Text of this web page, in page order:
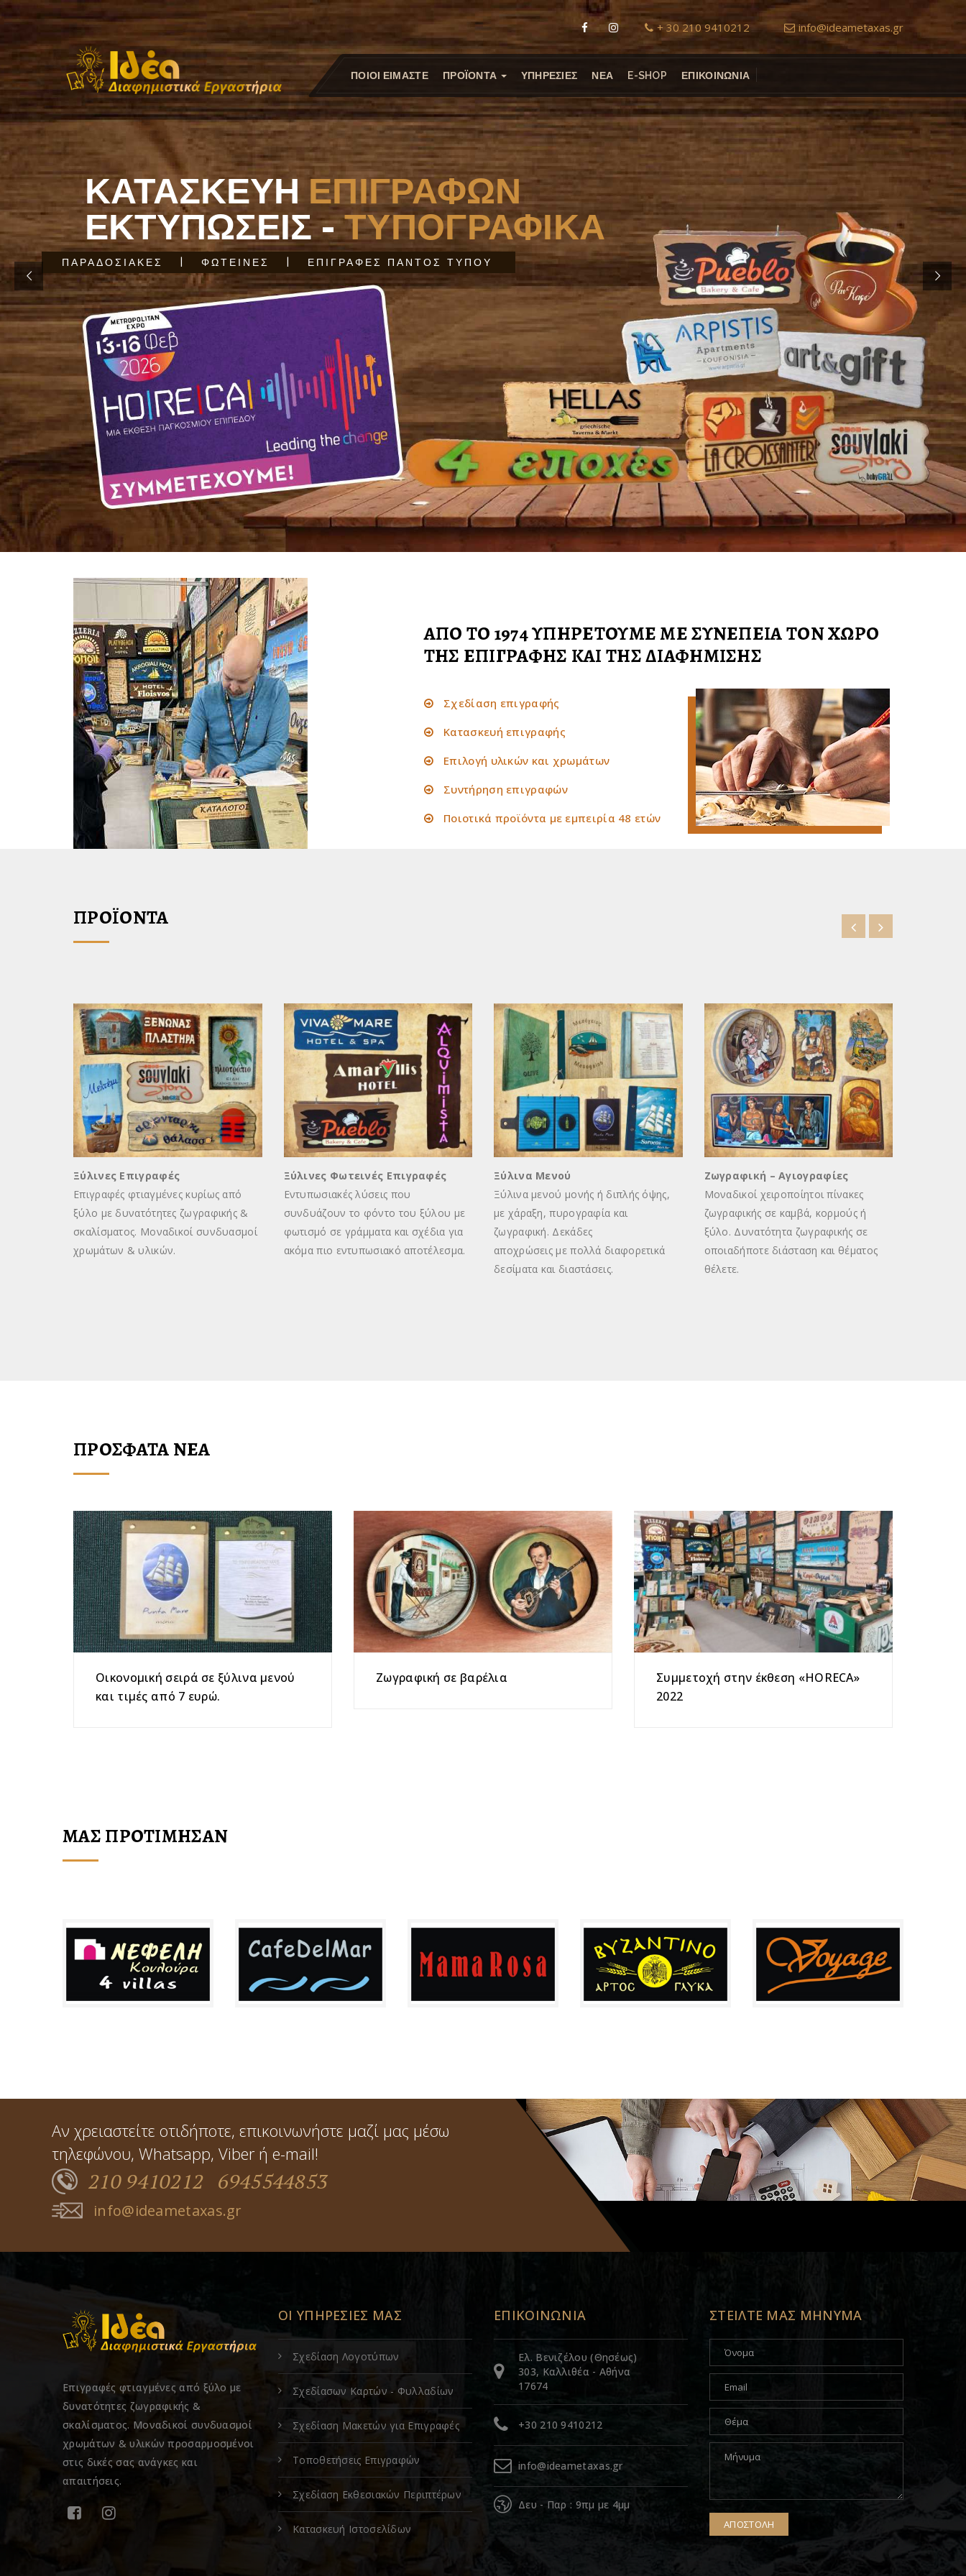
+ 30 210 9410212 info@ideametaxas.gr
ΠΟΙΟΙ ΕΙΜΑΣΤΕ ΠΡΟΪΟΝΤΑ ΥΠΗΡΕΣΙΕΣ ΝΕΑ E-SHOP ΕΠΙΚΟΙΝΩΝΙΑ
ΠΑΡΑΔΟΣΙΑΚΕΣ ΦΩΤΕΙΝΕΣ ΕΠΙΓΡΑΦΕΣ ΠΑΝΤΟΣ ΤΥΠΟΥ
ΚΑΤΑΣΚΕΥΗΕΠΙΓΡΑΦΩΝ
ΕΚΤΥΠΩΣΕΙΣ -ΤΥΠΟΓΡΑΦΙΚΑ
ΑΠΟ ΤΟ 1974 ΥΠΗΡΕΤΟΥΜΕ ΜΕ ΣΥΝΕΠΕΙΑ ΤΟΝ ΧΩΡΟ
ΤΗΣ ΕΠΙΓΡΑΦΗΣ ΚΑΙ ΤΗΣ ΔΙΑΦΗΜΙΣΗΣ
Σχεδίαση επιγραφής
Κατασκευή επιγραφής
Επιλογή υλικών και χρωμάτων
Συντήρηση επιγραφών
Ποιοτικά προϊόντα με εμπειρία 48 ετών
ΠΡΟΪΟΝΤΑ
Ξύλινες Επιγραφές
Επιγραφές φτιαγμένες κυρίως από
ξύλο με δυνατότητες ζωγραφικής &
σκαλίσματος. Μοναδικοί συνδυασμοί
χρωμάτων & υλικών.
Ξύλινες Φωτεινές Επιγραφές
Εντυπωσιακές λύσεις που
συνδυάζουν το φόντο του ξύλου με
φωτισμό σε γράμματα και σχέδια για
ακόμα πιο εντυπωσιακό αποτέλεσμα.
Ξύλινα Μενού
Ξύλινα μενού μονής ή διπλής όψης,
με χάραξη, πυρογραφία και
ζωγραφική. Δεκάδες
αποχρώσεις με πολλά διαφορετικά
δεσίματα και διαστάσεις.
Ζωγραφική – Αγιογραφίες
Μοναδικοί χειροποίητοι πίνακες
ζωγραφικής σε καμβά, κορμούς ή
ξύλο. Δυνατότητα ζωγραφικής σε
οποιαδήποτε διάσταση και θέματος
θέλετε.
ΠΡΟΣΦΑΤΑ ΝΕΑ
Oικονομική σειρά σε ξύλινα μενού
και τιμές από 7 ευρώ.
Ζωγραφική σε βαρέλια
Συμμετοχή στην έκθεση «ΗΟRECA»
2022
ΜΑΣ ΠΡΟΤΙΜΗΣΑΝ
Αν χρειαστείτε οτιδήποτε, επικοινωνήστε μαζί μας μέσω
τηλεφώνου, Whatsapp, Viber ή e-mail!
210 9410212 6945544853
info@ideametaxas.gr
Επιγραφές φτιαγμένες από ξύλο με
δυνατότητες ζωγραφικής &
σκαλίσματος. Μοναδικοί συνδυασμοί
χρωμάτων & υλικών προσαρμοσμένοι
στις δικές σας ανάγκες και
απαιτήσεις.
ΟΙ ΥΠΗΡΕΣΙΕΣ ΜΑΣ
Σχεδίαση Λογοτύπων
Σχεδίασων Καρτών - Φυλλαδίων
Σχεδίαση Μακετών για Επιγραφές
Τοποθετήσεις Επιγραφών
Σχεδίαση Εκθεσιακών Περιπτέρων
Κατασκευή Ιστοσελίδων
ΕΠΙΚΟΙΝΩΝΙΑ
Ελ. Βενιζέλου (Θησέως)
303, Καλλιθέα - Αθήνα
17674
+30 210 9410212
info@ideametaxas.gr
Δευ - Παρ : 9πμ με 4μμ
ΣΤΕΙΛΤΕ ΜΑΣ ΜΗΝΥΜΑ